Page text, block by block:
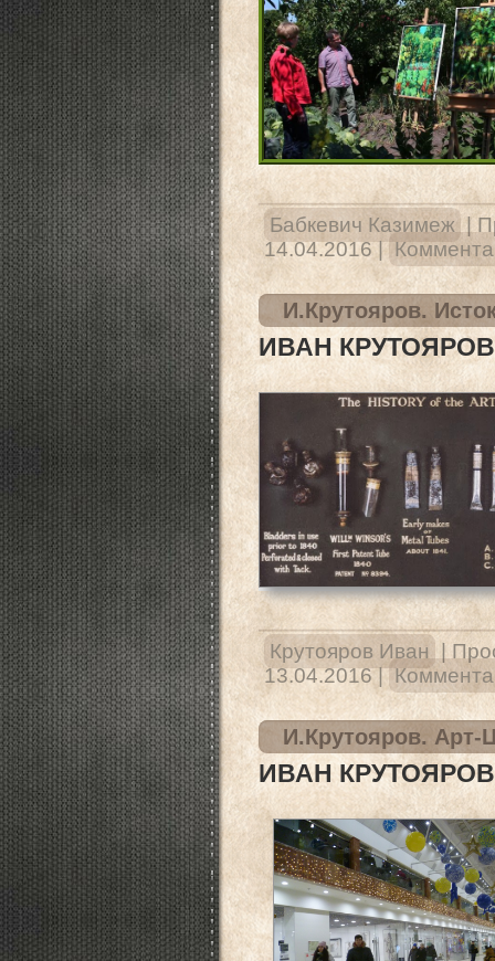
Бабкевич Казимеж |
14.04.2016 |
И.Крутояров.
ИВАН
Крутояров Иван
13.04.2016 |
И.Крутояров. Арт-
ИВАН